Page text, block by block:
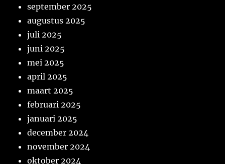
september 2025
augustus 2025
juli 2025
juni 2025
mei 2025
april 2025
maart 2025
februari 2025
januari 2025
december 2024
november 2024
oktober 2024